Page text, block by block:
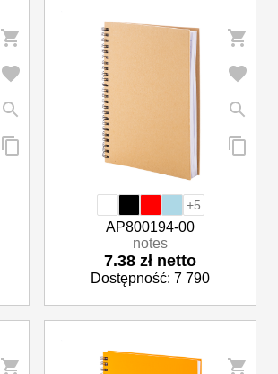
+5
AP800194-00
notes
7.38 zł netto
Dostępność: 7 790